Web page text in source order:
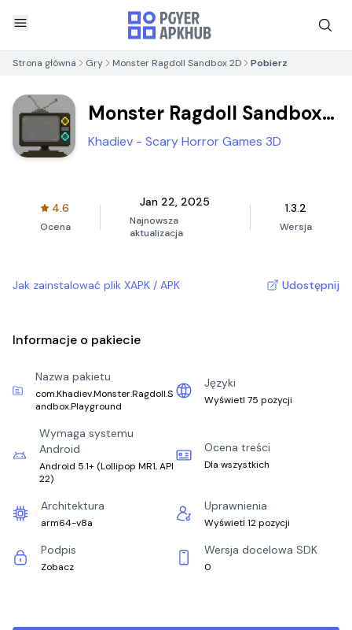
Strona główna Gry Monster Ragdoll Sandbox 2D Pobierz
Monster Ragdoll Sandbox
2D
Khadiev - Scary Horror Games 3D
4.6
Ocena
Jan 22, 2025
Najnowsza
aktualizacja
1.3.2
Wersja
Jak zainstalować plik XAPK / APK Udostępnij
Informacje o pakiecie
Nazwa pakietu
com.Khadiev.Monster.Ragdoll.S
andbox.Playground
Języki
Wyświetl 75 pozycji
Wymaga systemu
Android
Android 5.1+ (Lollipop MR1, API
22)
Ocena treści
Dla wszystkich
Architektura
arm64-v8a
Uprawnienia
Wyświetl 12 pozycji
Podpis
Zobacz
Wersja docelowa SDK
0